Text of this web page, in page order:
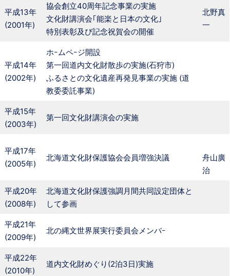
平成13年
(2001年)
協会創立40周年記念事業の実施
文化財講演会｢能楽と日本の文化｣
特別表彰及び記念祝賀会の開催
北野真
一
平成14年
(2002年)
ホｰムペｰジ開設
第一回道内文化財散歩の実施(石狩市)
ふるさとの文化遺産再発見事業の実施 (道
教委委託事業)
平成15年
(2003年)
第一回文化財講演会の実施
平成17年
(2005年)
北海道文化財保護協会会員増強決議
舟山廣
治
平成20年
(2008年)
北海道文化財保護強調月間共同設定団体と
して参画
平成21年
(2009年)
北の縄文世界展実行委員会メンバｰ
平成22年
(2010年)
道内文化財めぐり(2泊3日)実施